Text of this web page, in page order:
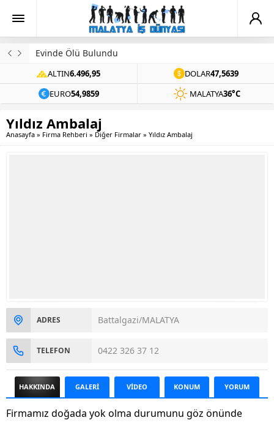
Evinde Ölü Bulundu
ALTIN6.496,95 DOLAR47,5639
EURO54,9859 MALATYA36°C
Yıldız Ambalaj
Anasayfa » Firma Rehberi » Diğer Firmalar » Yıldız Ambalaj
ADRES Battalgazi/MALATYA
TELEFON 0422 326 37 12
HAKKINDA GALERİ VİDEO KONUM YORUM
Firmamız doğada yok olma durumunu göz önünde